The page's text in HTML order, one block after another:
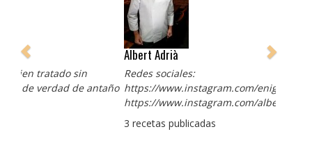
Albert Adrià
Redes sociales:
https://www.instagram.com/enigma_albertadria/
https://www.instagram.com/albertadriaprojects/